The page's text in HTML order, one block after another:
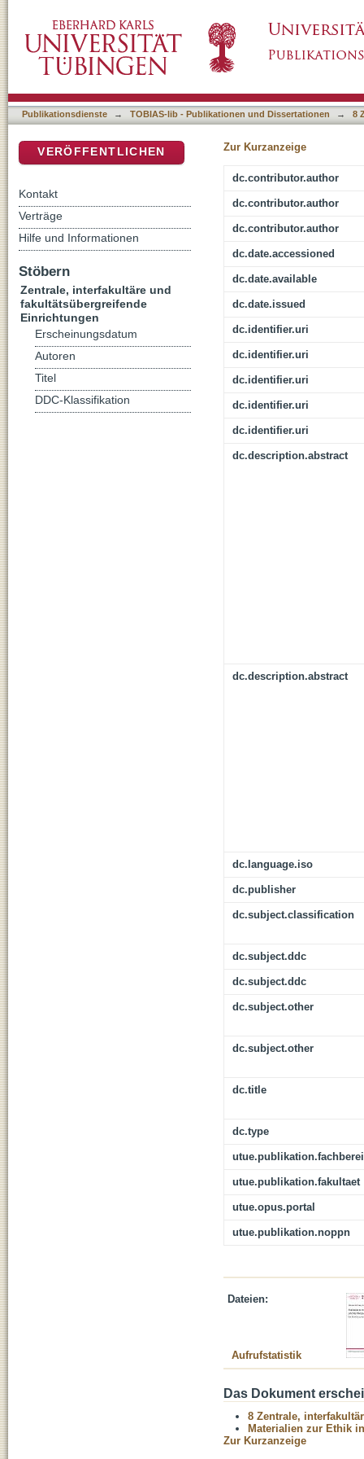
Wirklichkeit
Publikationsdienste → TOBIAS-lib - Publikationen und Dissertationen → 8
Zur Kurzanzeige
dc.contributor.author
dc.contributor.author
dc.contributor.author
dc.date.accessioned
dc.date.available
dc.date.issued
dc.identifier.uri
dc.identifier.uri
dc.identifier.uri
dc.identifier.uri
dc.identifier.uri
dc.description.abstract
dc.description.abstract
dc.language.iso
dc.publisher
dc.subject.classification
dc.subject.ddc
dc.subject.ddc
dc.subject.other
dc.subject.other
dc.title
dc.type
utue.publikation.fakultaet
utue.opus.portal
utue.publikation.noppn
Dateien:
Aufrufstatistik
Das Dokument
8 Zentrale,
Materialien zur Ethik
Zur Kurzanzeige
VERÖFFENTLICHEN
Kontakt
Verträge
Hilfe und Informationen
Stöbern
Zentrale, interfakultäre und
fakultätsübergreifende
Einrichtungen
Erscheinungsdatum
Autoren
Titel
DDC-Klassifikation